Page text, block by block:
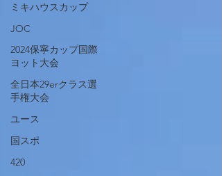
ミキハウスカップ
JOC
2024保寧カップ国際
ヨット大会
全日本29erクラス選
手権大会
ユース
国スポ
420